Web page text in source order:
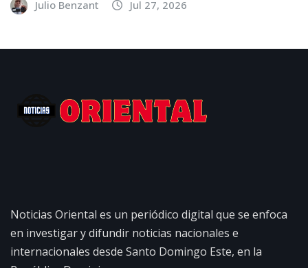
Julio Benzant Jul 27, 2026
Noticias Oriental es un periódico digital que se enfoca
en investigar y difundir noticias nacionales e
internacionales desde Santo Domingo Este, en la